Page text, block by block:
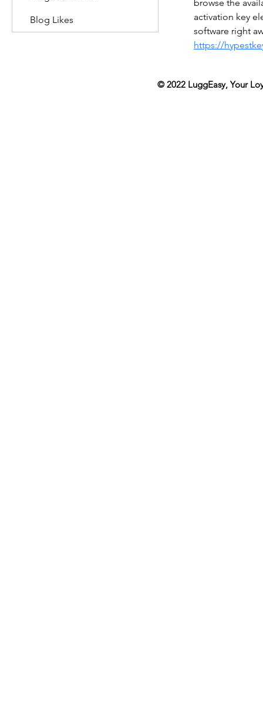
browse the
activation key
software right
https://
Blog Likes
© 2022 LuggEasy, Your